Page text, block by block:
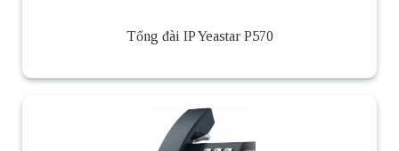
Tổng đài IP Yeastar P570